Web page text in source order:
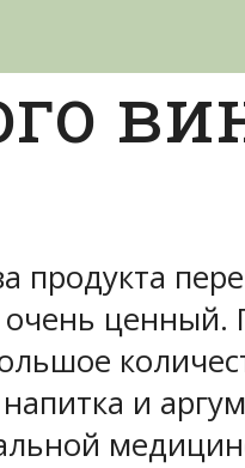
продукта
ценный.
и